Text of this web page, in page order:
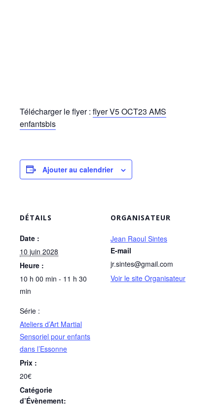
Télécharger le flyer : flyer V5 OCT23 AMS
enfantsbis
Ajouter au calendrier
DÉTAILS
Date :
10 juin 2028
Heure :
10 h 00 min - 11 h 30
min
Série :
Ateliers d’Art Martial
Sensoriel pour enfants
dans l’Essonne
Prix :
20€
Catégorie
d’Évènement:
ORGANISATEUR
Jean Raoul Sintes
E-mail
jr.sintes@gmail.com
Voir le site Organisateur